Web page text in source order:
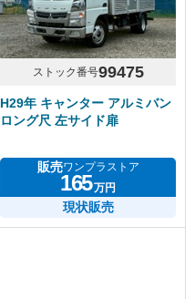
ストック番号99475
H29年 キャンター アルミバン
ロング尺 左サイド扉
販売ワンプラストア
165万円
現状販売